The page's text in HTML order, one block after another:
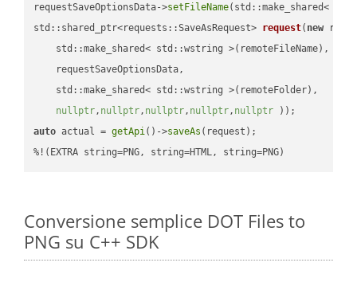
requestSaveOptionsData->setFileName(std::make_shared<
std::shared_ptr<requests::SaveAsRequest> request( new
    std::make_shared< std::wstring >(remoteFileName),
    requestSaveOptionsData,
    std::make_shared< std::wstring >(remoteFolder),
nullptr, nullptr, nullptr, nullptr, nullptr ))
auto actual = getApi()->saveAs (request);
%!(EXTRA string=PNG, string=HTML, string=PNG)
Conversione semplice DOT Files to
PNG su C++ SDK